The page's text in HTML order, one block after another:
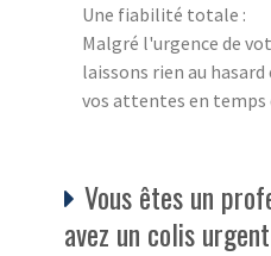
Une fiabilité totale :
Malgré l'urgence de
laissons rien au
vos attentes en temps
Vous êtes un
avez un colis